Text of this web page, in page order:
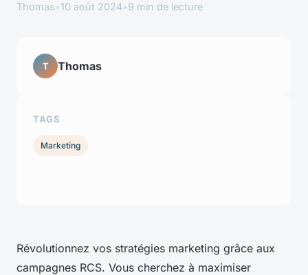
Thomas•10 août 2024•9 min de lecture
Révolutionnez vos stratégies marketing grâce aux
campagnes RCS. Vous cherchez à maximiser
T Thomas
TAGS
Marketing